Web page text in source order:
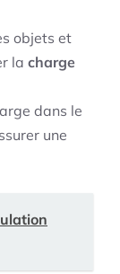
objets et
la charge
dans le
une